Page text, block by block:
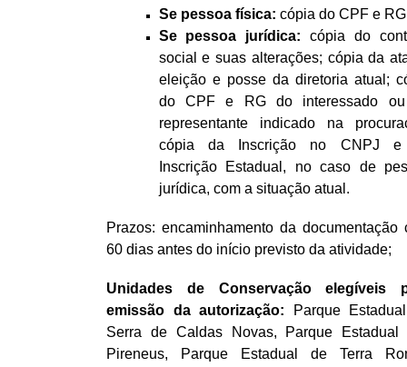
Se pessoa física: cópia do CPF e
Se pessoa jurídica:cópia do
social e suas alterações; cópia da
eleição e posse da diretoria atual;
do CPF e RG do interessado
representante indicado na
cópia da Inscrição no CNPJ
Inscrição Estadual, no caso de
jurídica, com a situação atual.
Prazos: encaminhamento da documentação
60 dias antes do início previsto da atividade;
Unidades de Conservação elegíveis
emissão da autorização: Parque
Serra de Caldas Novas, Parque Estadual
Pireneus, Parque Estadual de Terra